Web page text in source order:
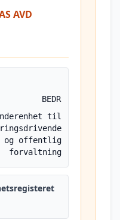
AVD
BEDR
til
og offentlig
forvaltning